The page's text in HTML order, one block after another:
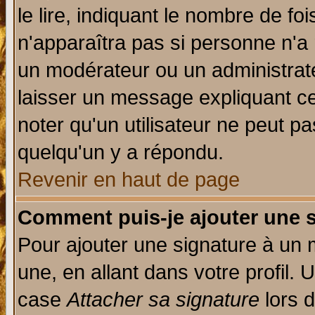
le lire, indiquant le nombre de
n'apparaîtra pas si personne
un modérateur ou un
laisser un message expliquant
noter qu'un utilisateur ne peut
quelqu'un y a répondu.
Revenir en haut de page
Comment puis-je ajouter une
Pour ajouter une signature à un
une, en allant dans votre profil.
caseAttacher sa signature lors